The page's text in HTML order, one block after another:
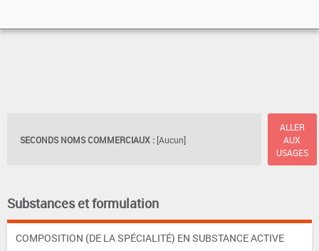
SECONDS NOMS COMMERCIAUX : [Aucun]
ALLER
AUX
USAGES
Substances et formulation
COMPOSITION (DE LA SPÉCIALITÉ) EN SUBSTANCE ACTIVE